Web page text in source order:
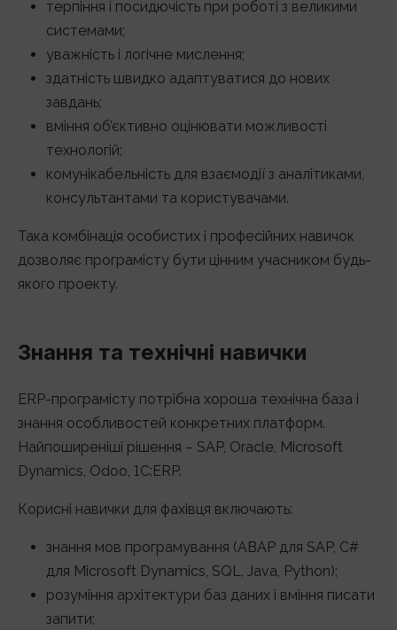
терпіння і посидючість при роботі з великими
системами;
уважність і логічне мислення;
здатність швидко адаптуватися до нових
завдань;
вміння об’єктивно оцінювати можливості
технологій;
комунікабельність для взаємодії з аналітиками,
консультантами та користувачами.
Така комбінація особистих і професійних навичок
дозволяє програмісту бути цінним учасником будь-
якого проекту.
Знання та технічні навички
ERP-програмісту потрібна хороша технічна база і
знання особливостей конкретних платформ.
Найпоширеніші рішення – SAP, Oracle, Microsoft
Dynamics, Odoo, 1С:ERP.
Корисні навички для фахівця включають:
знання мов програмування (ABAP для SAP, C#
для Microsoft Dynamics, SQL, Java, Python);
розуміння архітектури баз даних і вміння писати
запити;